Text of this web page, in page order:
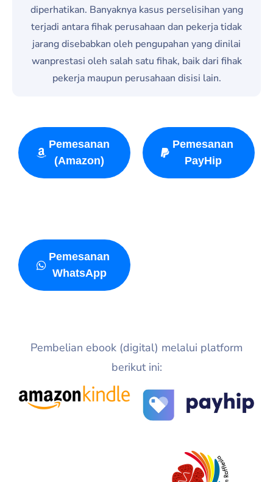
diperhatikan. Banyaknya kasus perselisihan yang
terjadi antara fihak perusahaan dan pekerja tidak
jarang disebabkan oleh pengupahan yang dinilai
wanprestasi oleh salah satu fihak, baik dari fihak
pekerja maupun perusahaan disisi lain.
Pemesanan
(Amazon)
Pemesanan
PayHip
Pemesanan
WhatsApp
Pembelian ebook (digital) melalui platform
berikut ini: